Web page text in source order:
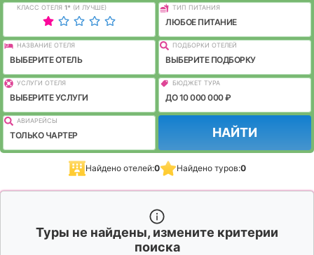
КЛАСС ОТЕЛЯ 1* (И ЛУЧШЕ) ТИП ПИТАНИЯ
ЛЮБОЕ ПИТАНИЕ
НАЗВАНИЕ ОТЕЛЯ
ВЫБЕРИТЕ ОТЕЛЬ
ПОДБОРКИ ОТЕЛЕЙ
ВЫБЕРИТЕ ПОДБОРКУ
УСЛУГИ ОТЕЛЯ
ВЫБЕРИТЕ УСЛУГИ
БЮДЖЕТ ТУРА
ДО 10 000 000 ₽
АВИАРЕЙСЫ
ТОЛЬКО ЧАРТЕР НАЙТИ
Найдено отелей:0 Найдено туров:0
Туры не найдены, измените критерии
поиска